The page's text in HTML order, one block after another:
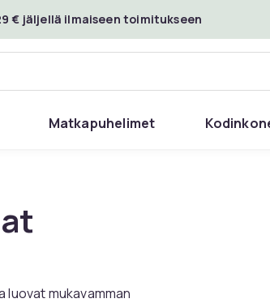
€ jäljellä ilmaiseen toimitukseen
Matkapuhelimet
mukavamman